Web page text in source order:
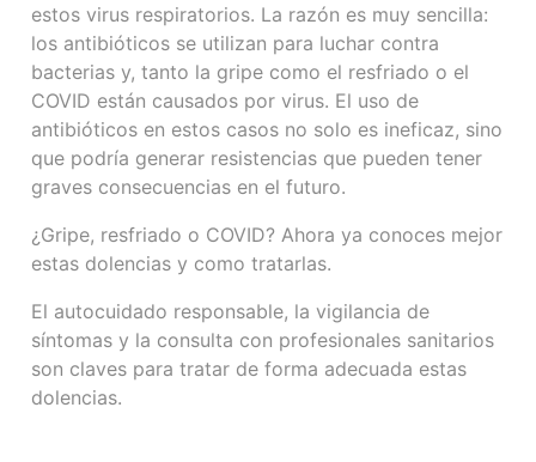
estos virus respiratorios. La razón es muy sencilla:
los antibióticos se utilizan para luchar contra
bacterias y, tanto la gripe como el resfriado o el
COVID están causados por virus. El uso de
antibióticos en estos casos no solo es ineficaz, sino
que podría generar resistencias que pueden tener
graves consecuencias en el futuro.
¿Gripe, resfriado o COVID? Ahora ya conoces mejor
estas dolencias y como tratarlas.
El autocuidado responsable, la vigilancia de
síntomas y la consulta con profesionales sanitarios
son claves para tratar de forma adecuada estas
dolencias.